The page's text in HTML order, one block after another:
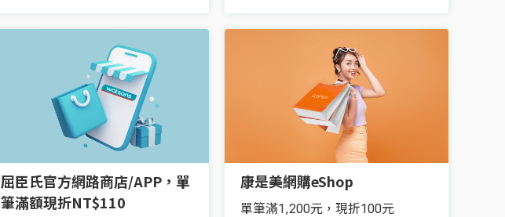
屈臣氏官方網路商店/APP，單
筆滿額現折NT$110
康是美網購eShop
單筆滿1,200元，現折100元